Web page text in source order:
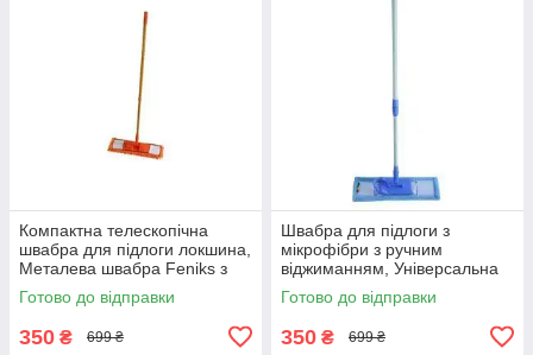
Компактна телескопічна
швабра для підлоги локшина,
Металева швабра Feniks з
ручним віджиманням
Готово до відправки
350 ₴ 699 ₴
Швабра для підлоги з
мікрофібри з ручним
віджиманням, Універсальна
підлогова швабра для дому
Feniks
Готово до відправки
350 ₴ 699 ₴